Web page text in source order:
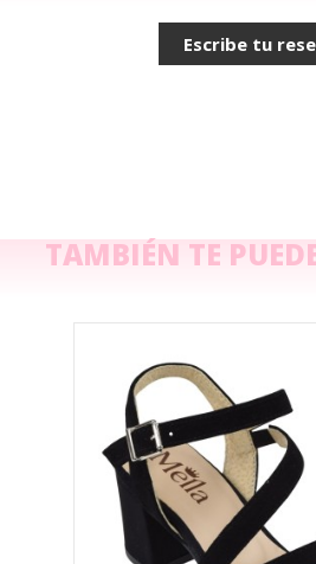
Escribe tu
TAMBIÉN TE